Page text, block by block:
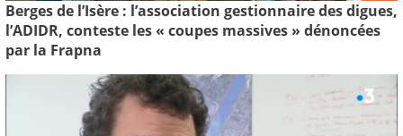
Berges de l’Isère : l’association gestionnaire des digues,
l’ADIDR, conteste les « coupes massives » dénoncées
par la Frapna